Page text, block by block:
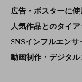
広告・ポスターに使
人気作品とのタイ
SNSインフルエンサ
動画制作・デジタ